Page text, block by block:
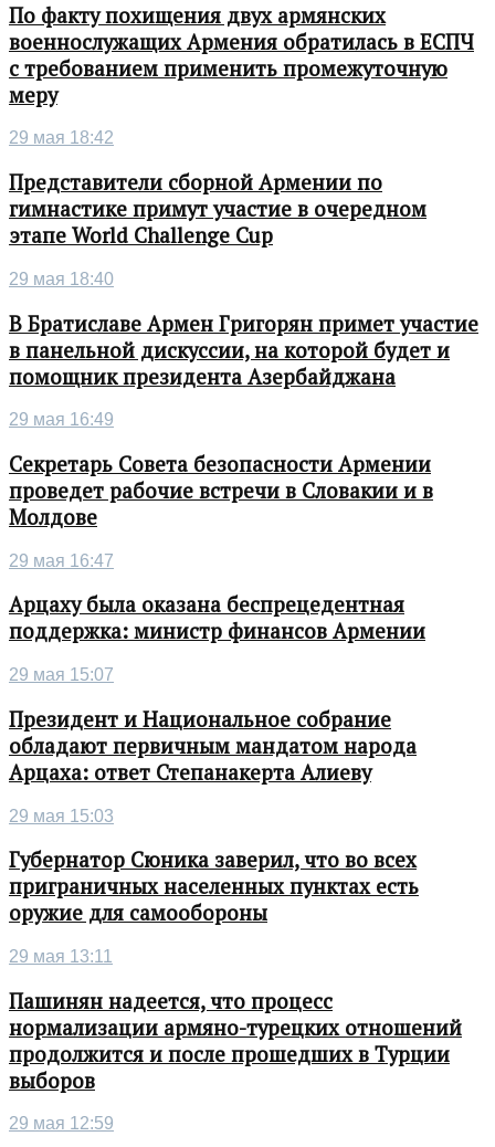
По факту похищения двух армянских
военнослужащих Армения обратилась в ЕСПЧ
с требованием применить промежуточную
меру
29 мая 18:42
Представители сборной Армении по
гимнастике примут участие в очередном
этапе World Challenge Cup
29 мая 18:40
В Братиславе Армен Григорян примет участие
в панельной дискуссии, на которой будет и
помощник президента Азербайджана
29 мая 16:49
Секретарь Совета безопасности Армении
проведет рабочие встречи в Словакии и в
Молдове
29 мая 16:47
Арцаху была оказана беспрецедентная
поддержка: министр финансов Армении
29 мая 15:07
Президент и Национальное собрание
обладают первичным мандатом народа
Арцаха: ответ Степанакерта Алиеву
29 мая 15:03
Губернатор Сюника заверил, что во всех
приграничных населенных пунктах есть
оружие для самообороны
29 мая 13:11
Пашинян надеется, что процесс
нормализации армяно-турецких отношений
продолжится и после прошедших в Турции
выборов
29 мая 12:59